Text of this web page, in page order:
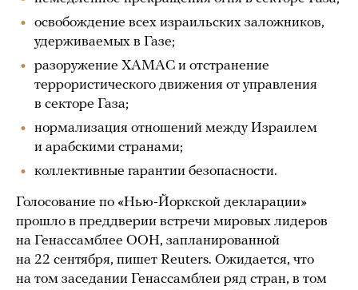
освобождение всех израильских заложников,
удерживаемых в Газе;
разоружение ХАМАС и отстранение
террористического движения от управления
в секторе Газа;
нормализация отношений между Израилем
и арабскими странами;
коллективные гарантии безопасности.
Голосование по «Нью-Йоркской декларации»
прошло в преддверии встречи мировых лидеров
на Генассамблее ООН, запланированной
на 22 сентября, пишет Reuters. Ожидается, что
на том заседании Генассамблеи ряд стран, в том